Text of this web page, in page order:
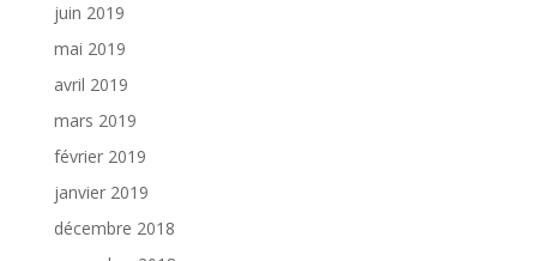
juin 2019
mai 2019
avril 2019
mars 2019
février 2019
janvier 2019
décembre 2018